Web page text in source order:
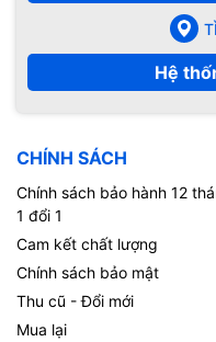
Hệ
CHÍNH SÁCH
Chính sách bảo hành 12
1 đổi 1
Cam kết chất lượng
Chính sách bảo mật
Thu cũ - Đổi mới
Mua lại